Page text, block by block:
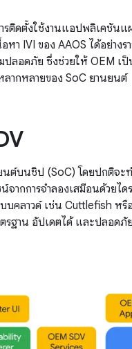
ติดตั้งใช้งานแอปพลิเคชัน
า IVI ของ AAOS ได้อย่าง
ลอดภัย ซึ่งช่วยให้ OEM เ
ากหลายของ SoC ยานยนต์
ต์บนชิป (SoC) โดยปกติจะ
กการจำลองเสมือนด้วยได
คลาวด์ เช่น Cuttlefish หรือ
รฐาน อัปเดตได้ และปลอด